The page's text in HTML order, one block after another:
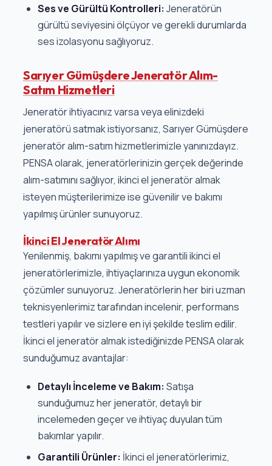
Ses ve Gürültü Kontrolleri: Jeneratörün
gürültü seviyesini ölçüyor ve gerekli durumlarda
ses izolasyonu sağlıyoruz.
Sarıyer Gümüşdere Jeneratör Alım-
Satım Hizmetleri
Jeneratör ihtiyacınız varsa veya elinizdeki
jeneratörü satmak istiyorsanız, Sarıyer Gümüşdere
jeneratör alım-satım hizmetlerimizle yanınızdayız.
PENSA olarak, jeneratörlerinizin gerçek değerinde
alım-satımını sağlıyor, ikinci el jeneratör almak
isteyen müşterilerimize ise güvenilir ve bakımı
yapılmış ürünler sunuyoruz.
İkinci El Jeneratör Alımı
Yenilenmiş, bakımı yapılmış ve garantili ikinci el
jeneratörlerimizle, ihtiyaçlarınıza uygun ekonomik
çözümler sunuyoruz. Jeneratörlerin her biri uzman
teknisyenlerimiz tarafından incelenir, performans
testleri yapılır ve sizlere en iyi şekilde teslim edilir.
İkinci el jeneratör almak istediğinizde PENSA olarak
sunduğumuz avantajlar:
Detaylı İnceleme ve Bakım: Satışa
sunduğumuz her jeneratör, detaylı bir
incelemeden geçer ve ihtiyaç duyulan tüm
bakımlar yapılır.
Garantili Ürünler: İkinci el jeneratörlerimiz,